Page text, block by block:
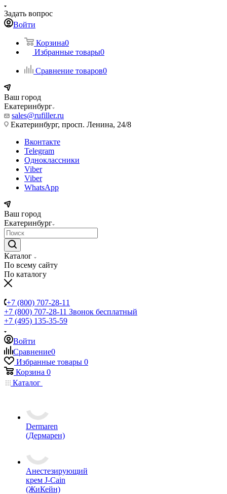
Задать вопрос
Войти
Корзина0
Избранные товары0
Сравнение товаров0
Ваш город
Екатеринбург
sales@rufiller.ru
Екатеринбург, просп. Ленина, 24/8
Вконтакте
Telegram
Одноклассники
Viber
Viber
WhatsApp
Ваш город
Екатеринбург
Каталог
По всему сайту
По каталогу
+7 (800) 707-28-11
+7 (800) 707-28-11 Звонок бесплатный
+7 (495) 135-35-59
Войти
Сравнение0
Избранные товары 0
Корзина 0
Каталог
Dermaren
(Дермарен)
Анестезирующий
крем J-Cain
(ЖиКейн)